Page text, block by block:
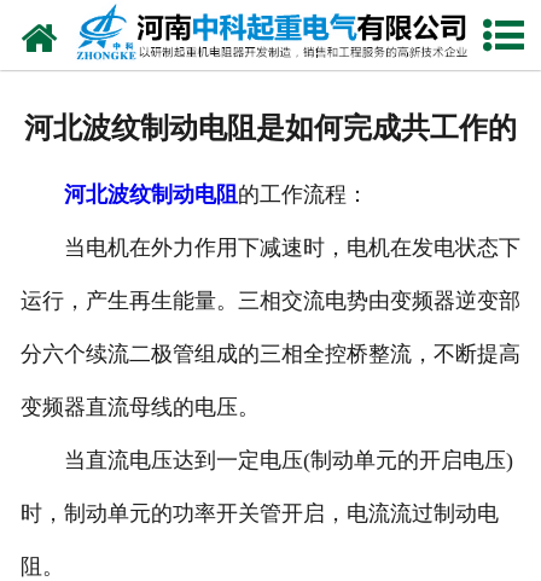
网站首页
公司风采
河北波纹制动电阻是如何完成共工作的
河北波纹制动电阻的工作流程：
当电机在外力作用下减速时，电机在发电状态下
运行，产生再生能量。三相交流电势由变频器逆变部
分六个续流二极管组成的三相全控桥整流，不断提高
变频器直流母线的电压。
当直流电压达到一定电压(制动单元的开启电压)
时，制动单元的功率开关管开启，电流流过制动电
阻。